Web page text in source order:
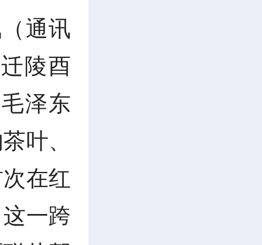
通讯
陵酉
泽东
叶、
在红
一跨